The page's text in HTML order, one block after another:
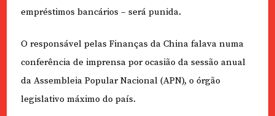
empréstimos bancários – será punida.
O responsável pelas Finanças da China falava numa
conferência de imprensa por ocasião da sessão anual
da Assembleia Popular Nacional (APN), o órgão
legislativo máximo do país.